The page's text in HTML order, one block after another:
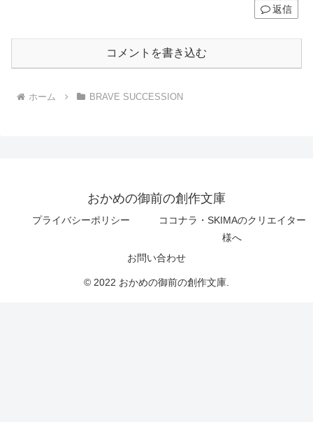
返信
コメントを書き込む
ホーム BRAVE SUCCESSION
おかめの御前の創作文庫
プライバシーポリシー
ココナラ・SKIMAのクリエイター
様へ
お問い合わせ
© 2022 おかめの御前の創作文庫.